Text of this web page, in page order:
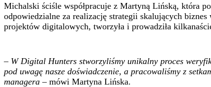
Michalski ściśle współpracuje z Martyną Lińską, która
odpowiedzialne za realizację strategii skalujących
projektów digitalowych, tworzyła i prowadziła
–W Digital Hunters stworzyliśmy unikalny proces
pod uwagę nasze doświadczenie, a pracowaliśmy z
managera– mówi Martyna Lińska.